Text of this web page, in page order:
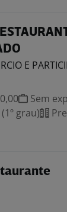
E
Sem
grau)